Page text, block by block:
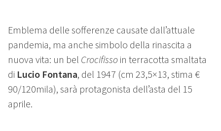
Emblema delle sofferenze causate dall’attuale
pandemia, ma anche simbolo della rinascita a
nuova vita: un bel Crocifisso in terracotta smaltata
di Lucio Fontana, del 1947 (cm 23,5×13, stima €
90/120mila), sarà protagonista dell’asta del 15
aprile.